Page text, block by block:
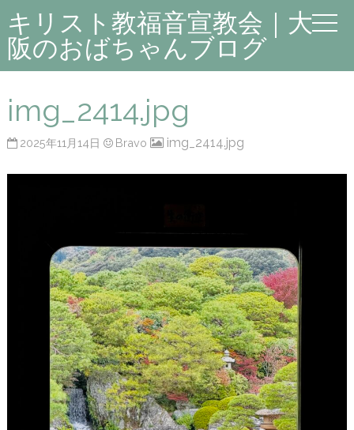
キリスト教福音宣教会｜大
阪のおばちゃんブログ
img_2414.jpg
2025年11月14日 Bravo img_2414.jpg